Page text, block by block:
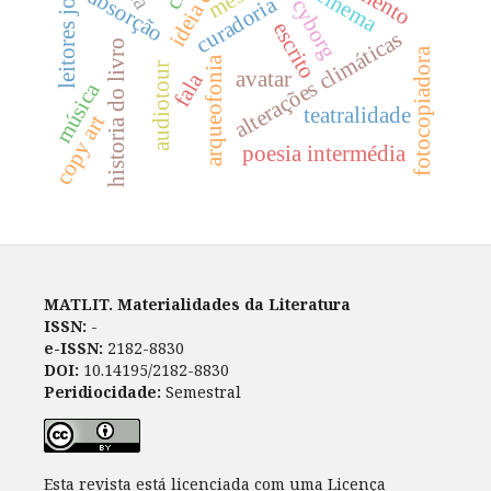
escrito
arqueofonia
curadoria
alterações climáticas
audiotour
absorção
teatralidade
historia do livro avatar
cyborg
fotocopiadora
copy art poesia intermédia
música fala
MATLIT. Materialidades da Literatura
ISSN: -
e-ISSN: 2182-8830
DOI: 10.14195/2182-8830
Peridiocidade: Semestral
Esta revista está licenciada com uma Licença